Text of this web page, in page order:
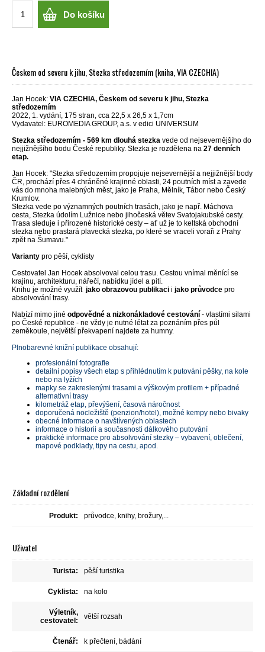
Do košíku
Českem od severu k jihu, Stezka středozemím (kniha, VIA CZECHIA)
Jan Hocek: VIA CZECHIA, Českem od severu k jihu, Stezka
středozemím
2022, 1. vydání, 175 stran, cca 22,5 x 26,5 x 1,7cm
Vydavatel: EUROMEDIA GROUP, a.s. v edici UNIVERSUM
Stezka středozemím - 569 km dlouhá stezka vede od nejsevernějšího do
nejjižnějšího bodu České republiky. Stezka je rozdělena na 27 denních
etap.
Jan Hocek: "Stezka středozemím propojuje nejsevernější a nejjižnější body
ČR, prochází přes 4 chráněné krajinné oblasti, 24 poutních míst a zavede
vás do mnoha malebných měst, jako je Praha, Mělník, Tábor nebo Český
Krumlov.
Stezka vede po významných poutních trasách, jako je např. Máchova
cesta, Stezka údolím Lužnice nebo jihočeská větev Svatojakubské cesty.
Trasa sleduje i přirozené historické cesty – ať už je to keltská obchodní
stezka nebo prastará plavecká stezka, po které se vraceli voraři z Prahy
zpět na Šumavu."
Varianty pro pěší, cyklisty
Cestovatel Jan Hocek absolvoval celou trasu. Cestou vnímal měnící se
krajinu, architekturu, nářečí, nabídku jídel a pití.
Knihu je možné využít jako obrazovou publikaci i jako průvodce pro
absolvování trasy.
Nabízí mimo jiné odpovědné a nizkonákladové cestování - vlastími silami
po České republice - ne vždy je nutné létat za poznáním přes půl
zeměkoule, největší překvapení najdete za humny.
Plnobarevné knižní publikace obsahují:
profesionální fotografie
detailní popisy všech etap s přihlédnutím k putování pěšky, na kole
nebo na lyžích
mapky se zakreslenými trasami a výškovým profilem + případné
alternativní trasy
kilometráž etap, převýšení, časová náročnost
doporučená nocležiště (penzion/hotel), možné kempy nebo bivaky
obecné informace o navštívených oblastech
informace o historii a současnosti dálkového putování
praktické informace pro absolvování stezky – vybavení, oblečení,
mapové podklady, tipy na cestu, apod.
Základní rozdělení
Produkt: průvodce, knihy, brožury,...
Uživatel
Turista: pěší turistika
Cyklista: na kolo
Výletník,
cestovatel:
větší rozsah
Čtenář: k přečtení, bádání